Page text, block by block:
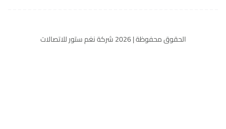
الحقوق محفوظة | 2026 شركة نغم ستور للاتصالات